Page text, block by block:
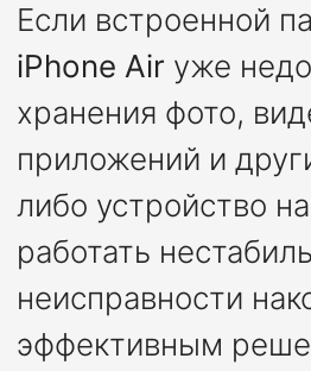
Если встроенной
iPhone Air уже
хранения фото,
приложений и
либо устройство
работать
неисправности
эффективным